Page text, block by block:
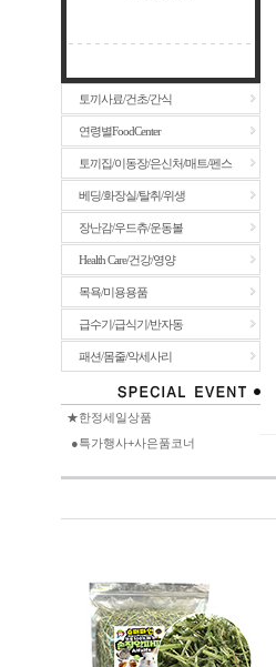
토끼사료/건초/간식
연령별FoodCenter
토끼집/이동장/은신처/매트/펜스
베딩/화장실/탈취/위생
장난감/우드츄/운동볼
Health Care/건강/영양
목욕/미용용품
급수기/급식기/반자동
패션/몸줄/악세사리
★한정세일상품
●특가행사+사은품코너